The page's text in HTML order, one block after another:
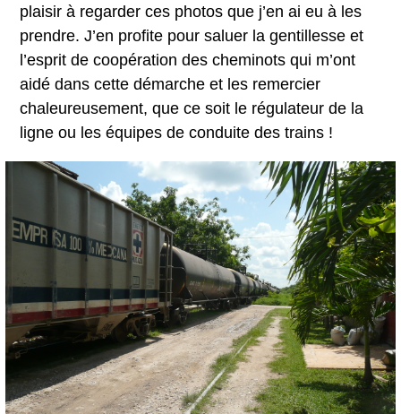
plaisir à regarder ces photos que j’en ai eu à les
prendre. J’en profite pour saluer la gentillesse et
l’esprit de coopération des cheminots qui m’ont
aidé dans cette démarche et les remercier
chaleureusement, que ce soit le régulateur de la
ligne ou les équipes de conduite des trains !